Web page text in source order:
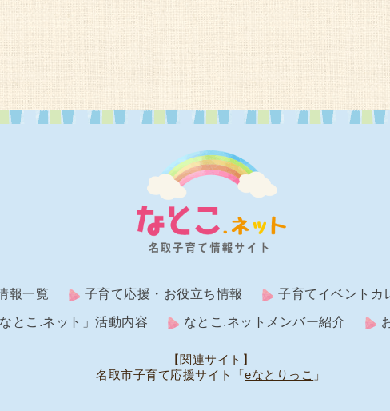
報一覧 子育て応援・お役立ち情報 子育てイベントカ
なとこ.ネット」活動内容 なとこ.ネットメンバー紹介
【関連サイト】
名取市子育て応援サイト「eなとりっこ 」